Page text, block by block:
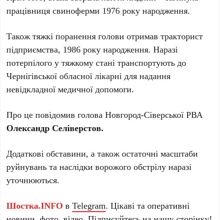
працівниця свиноферми 1976 року народження.
Також тяжкі поранення голови отримав тракторист
підприємства, 1986 року народження. Наразі
потерпілого у тяжкому стані транспортують до
Чернігівської обласної лікарні для надання
невідкладної медичної допомоги.
Про це повідомив голова Новгород-Сіверської РВА
Олександр Селіверстов.
Додаткові обставини, а також остаточні масштаби
руйнувань та наслідки ворожого обстрілу наразі
уточнюються.
Шостка.INFO вTelegram. Цікаві та оперативні